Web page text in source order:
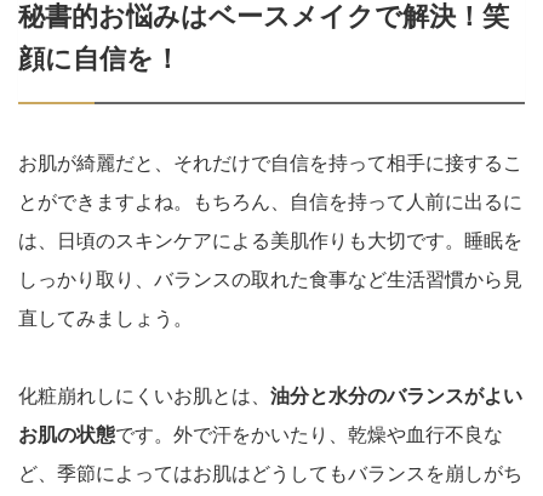
秘書的お悩みはベースメイクで解決！笑
顔に自信を！
お肌が綺麗だと、それだけで自信を持って相手に接するこ
とができますよね。もちろん、自信を持って人前に出るに
は、日頃のスキンケアによる美肌作りも大切です。睡眠を
しっかり取り、バランスの取れた食事など生活習慣から見
直してみましょう。
化粧崩れしにくいお肌とは、 油分と水分のバランスがよい
お肌の状態です。外で汗をかいたり、乾燥や血行不良な
ど、季節によってはお肌はどうしてもバランスを崩しがち